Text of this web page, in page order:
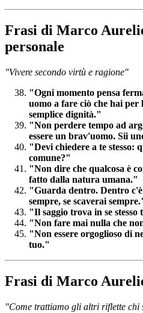
Frasi di Marco
personale
"Vivere secondo virtù e ragione"
"Ogni momento pensa
uomo a fare ciò che hai per
semplice dignità."
"Non perdere tempo ad
essere un brav'uomo. Sii
"Devi chiedere a te stesso:
comune?"
"Non dire che qualcosa è
fatto dalla natura umana."
"Guarda dentro. Dentro c'è
sempre, se scaverai
"Il saggio trova in se
"Non fare mai nulla che
"Non essere orgoglioso di
tuo."
Frasi di Marco
"Come trattiamo gli altri riflette chi